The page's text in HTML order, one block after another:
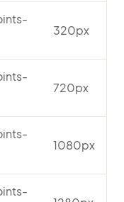
320px
720px
1080px